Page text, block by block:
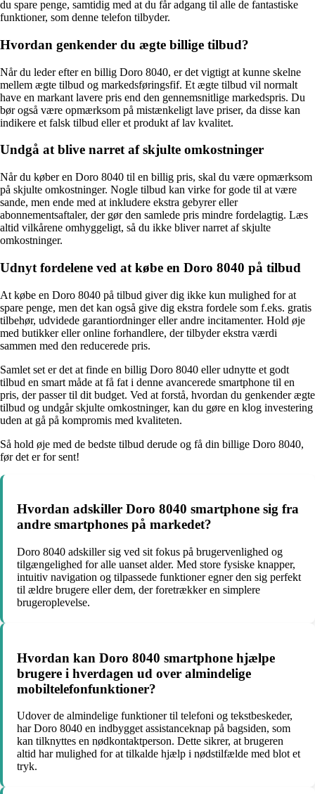
du spare penge, samtidig med at du får adgang til alle de fantastiske
funktioner, som denne telefon tilbyder.
Hvordan genkender du ægte billige tilbud?
Når du leder efter en billig Doro 8040, er det vigtigt at kunne skelne
mellem ægte tilbud og markedsføringsfif. Et ægte tilbud vil normalt
have en markant lavere pris end den gennemsnitlige markedspris. Du
bør også være opmærksom på mistænkeligt lave priser, da disse kan
indikere et falsk tilbud eller et produkt af lav kvalitet.
Undgå at blive narret af skjulte omkostninger
Når du køber en Doro 8040 til en billig pris, skal du være opmærksom
på skjulte omkostninger. Nogle tilbud kan virke for gode til at være
sande, men ende med at inkludere ekstra gebyrer eller
abonnementsaftaler, der gør den samlede pris mindre fordelagtig. Læs
altid vilkårene omhyggeligt, så du ikke bliver narret af skjulte
omkostninger.
Udnyt fordelene ved at købe en Doro 8040 på tilbud
At købe en Doro 8040 på tilbud giver dig ikke kun mulighed for at
spare penge, men det kan også give dig ekstra fordele som f.eks. gratis
tilbehør, udvidede garantiordninger eller andre incitamenter. Hold øje
med butikker eller online forhandlere, der tilbyder ekstra værdi
sammen med den reducerede pris.
Samlet set er det at finde en billig Doro 8040 eller udnytte et godt
tilbud en smart måde at få fat i denne avancerede smartphone til en
pris, der passer til dit budget. Ved at forstå, hvordan du genkender ægte
tilbud og undgår skjulte omkostninger, kan du gøre en klog investering
uden at gå på kompromis med kvaliteten.
Så hold øje med de bedste tilbud derude og få din billige Doro 8040,
før det er for sent!
Hvordan adskiller Doro 8040 smartphone sig fra
andre smartphones på markedet?
Doro 8040 adskiller sig ved sit fokus på brugervenlighed og
tilgængelighed for alle uanset alder. Med store fysiske knapper,
intuitiv navigation og tilpassede funktioner egner den sig perfekt
til ældre brugere eller dem, der foretrækker en simplere
brugeroplevelse.
Hvordan kan Doro 8040 smartphone hjælpe
brugere i hverdagen ud over almindelige
mobiltelefonfunktioner?
Udover de almindelige funktioner til telefoni og tekstbeskeder,
har Doro 8040 en indbygget assistanceknap på bagsiden, som
kan tilknyttes en nødkontaktperson. Dette sikrer, at brugeren
altid har mulighed for at tilkalde hjælp i nødstilfælde med blot et
tryk.